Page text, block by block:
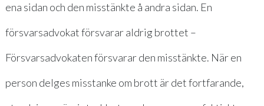
ena sidan och den misstänkte å andra sidan. En
försvarsadvokat försvarar aldrig brottet –
Försvarsadvokaten försvarar den misstänkte. När en
person delges misstanke om brott är det fortfarande,